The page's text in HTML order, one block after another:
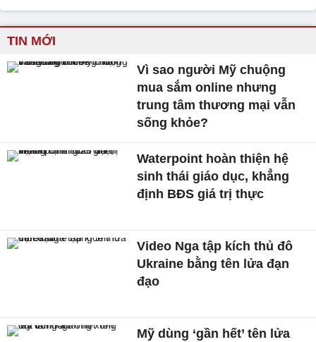
TIN MỚI
Vì sao người Mỹ chuộng
mua sắm online nhưng
trung tâm thương mại vẫn
sống khỏe?
Waterpoint hoàn thiện hệ
sinh thái giáo dục, khẳng
định BĐS giá trị thực
Video Nga tập kích thủ đô
Ukraine bằng tên lửa đạn
đạo
Mỹ dùng ‘gần hết’ tên lửa